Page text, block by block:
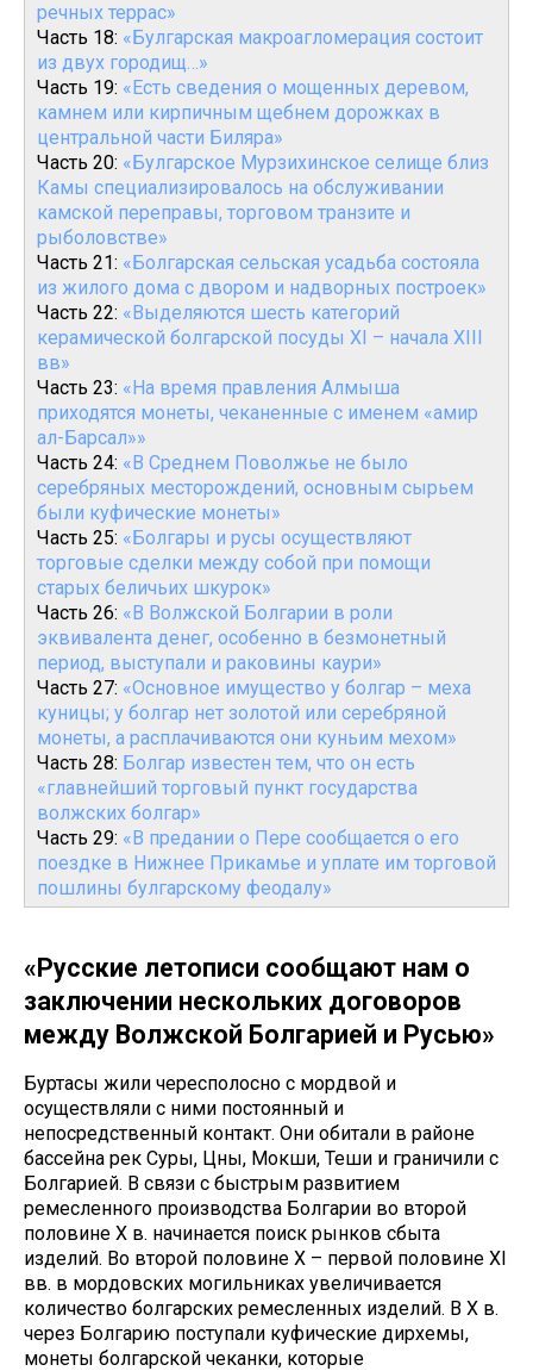
речных террас»
Часть 18: «Булгарская макроагломерация состоит
из двух городищ…»
Часть 19: «Есть сведения о мощенных деревом,
камнем или кирпичным щебнем дорожках в
центральной части Биляра»
Часть 20: «Булгарское Мурзихинское селище близ
Камы специализировалось на обслуживании
камской переправы, торговом транзите и
рыболовстве»
Часть 21: «Болгарская сельская усадьба состояла
из жилого дома с двором и надворных построек»
Часть 22: «Выделяются шесть категорий
керамической болгарской посуды XI – начала XIII
вв»
Часть 23: «На время правления Алмыша
приходятся монеты, чеканенные с именем «амир
ал-Барсал»»
Часть 24: «В Среднем Поволжье не было
серебряных месторождений, основным сырьем
были куфические монеты»
Часть 25: «Болгары и русы осуществляют
торговые сделки между собой при помощи
старых беличьих шкурок»
Часть 26: «В Волжской Болгарии в роли
эквивалента денег, особенно в безмонетный
период, выступали и раковины каури»
Часть 27: «Основное имущество у болгар – меха
куницы; у болгар нет золотой или серебряной
монеты, а расплачиваются они куньим мехом»
Часть 28: Болгар известен тем, что он есть
«главнейший торговый пункт государства
волжских болгар»
Часть 29: «В предании о Пере сообщается о его
поездке в Нижнее Прикамье и уплате им торговой
пошлины булгарскому феодалу»
«Русские летописи сообщают нам о
заключении нескольких договоров
между Волжской Болгарией и Русью»
Буртасы жили чересполосно с мордвой и
осуществляли с ними постоянный и
непосредственный контакт. Они обитали в районе
бассейна рек Суры, Цны, Мокши, Теши и граничили с
Болгарией. В связи с быстрым развитием
ремесленного производства Болгарии во второй
половине X в. начинается поиск рынков сбыта
изделий. Во второй половине X – первой половине XI
вв. в мордовских могильниках увеличивается
количество болгарских ремесленных изделий. В X в.
через Болгарию поступали куфические дирхемы,
монеты болгарской чеканки, которые